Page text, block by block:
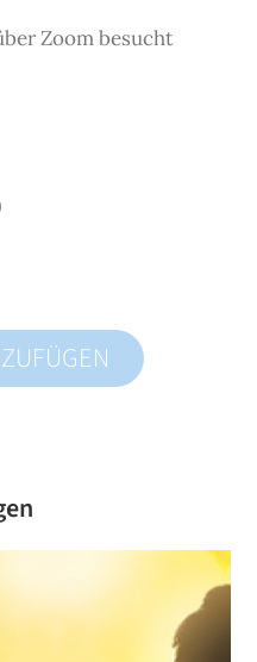
Zoom besucht